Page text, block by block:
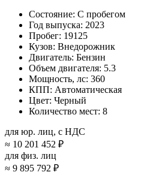
Состояние: С пробегом
Год выпуска: 2023
Пробег: 19125
Кузов: Внедорожник
Двигатель: Бензин
Объем двигателя: 5.3
Мощность, лс: 360
КПП: Автоматическая
Цвет: Черный
Количество мест: 8
для юр. лиц, с НДС
≈ 10 201 452 ₽
для физ. лиц
≈ 9 895 792 ₽